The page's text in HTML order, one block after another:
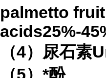
palmetto
acids25%-
（4） 尿石素
（5）*酚